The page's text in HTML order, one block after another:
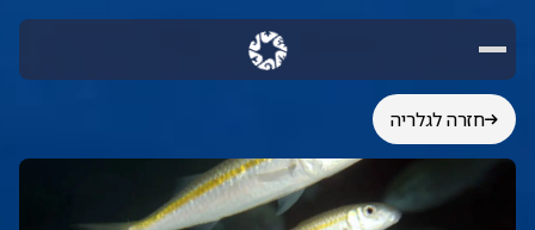
חזרה לגלריה